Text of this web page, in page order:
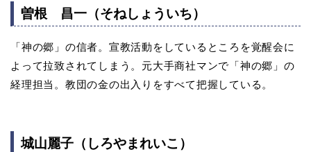
曽根 昌一（そねしょういち）
「神の郷」の信者。宣教活動をしているところを覚醒会に
よって拉致されてしまう。元大手商社マンで「神の郷」の
経理担当。教団の金の出入りをすべて把握している。
城山麗子（しろやまれいこ）